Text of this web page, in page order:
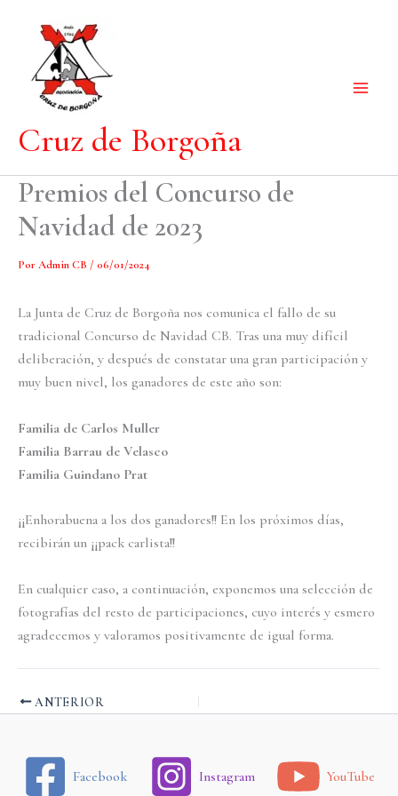
contenido
Cruz de Borgoña
Premios del Concurso de
Navidad de 2023
PorAdmin CB / 06/01/2024
La Junta de Cruz de Borgoña nos comunica el fallo de su
tradicional Concurso de Navidad CB. Tras una muy difícil
deliberación, y después de constatar una gran participación y
muy buen nivel, los ganadores de este año son:
Familia de Carlos Muller
Familia Barrau de Velasco
Familia Guindano Prat
¡¡Enhorabuena a los dos ganadores!! En los próximos días,
recibirán un ¡¡pack carlista!!
En cualquier caso, a continuación, exponemos una selección de
fotografías del resto de participaciones, cuyo interés y esmero
agradecemos y valoramos positivamente de igual forma.
ANTERIOR
Facebook Instagram YouTube